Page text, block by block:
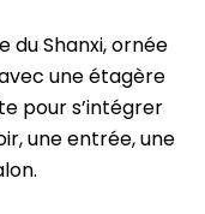
du Shanxi, ornée
une étagère
pour s’intégrer
une entrée, une